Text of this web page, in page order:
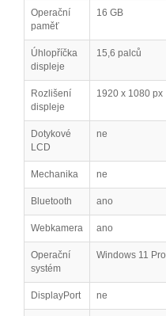
Operační
paměť
16 GB
Úhlopříčka
displeje
15,6 palců
Rozlišení
displeje
1920 x 1080 px
Dotykové
LCD
ne
Mechanika ne
Bluetooth ano
Webkamera ano
Operační
systém
Windows 11 Pro
DisplayPort ne